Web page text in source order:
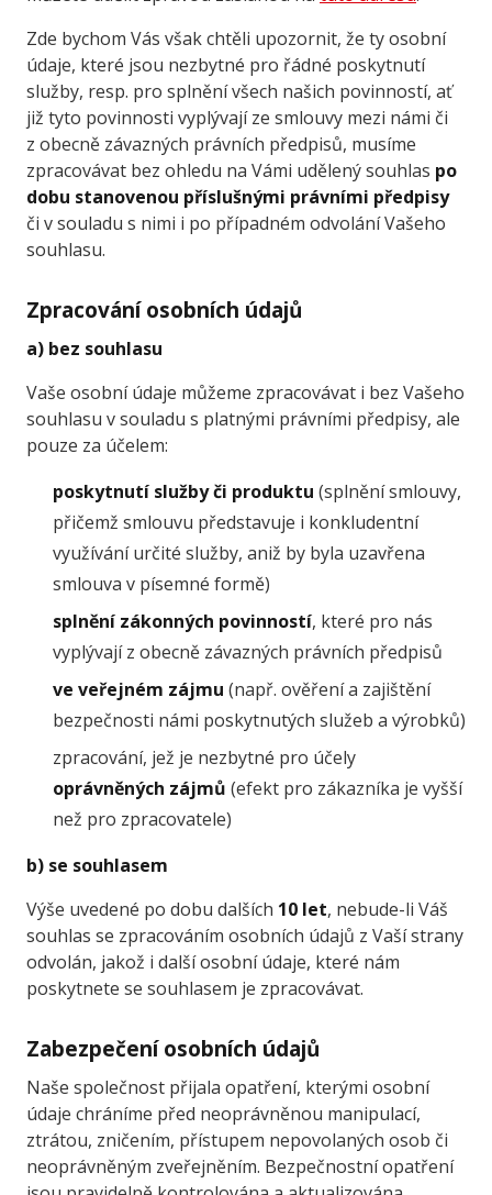
Zde bychom Vás však chtěli upozornit, že ty osobní
údaje, které jsou nezbytné pro řádné poskytnutí
služby, resp. pro splnění všech našich povinností, ať
již tyto povinnosti vyplývají ze smlouvy mezi námi či
z obecně závazných právních předpisů, musíme
zpracovávat bez ohledu na Vámi udělený souhlas po
dobu stanovenou příslušnými právními předpisy
či v souladu s nimi i po případném odvolání Vašeho
souhlasu.
Zpracování osobních údajů
a) bez souhlasu
Vaše osobní údaje můžeme zpracovávat i bez Vašeho
souhlasu v souladu s platnými právními předpisy, ale
pouze za účelem:
poskytnutí služby či produktu (splnění smlouvy,
přičemž smlouvu představuje i konkludentní
využívání určité služby, aniž by byla uzavřena
smlouva v písemné formě)
splnění zákonných povinností, které pro nás
vyplývají z obecně závazných právních předpisů
ve veřejném zájmu (např. ověření a zajištění
bezpečnosti námi poskytnutých služeb a výrobků)
zpracování, jež je nezbytné pro účely
oprávněných zájmů (efekt pro zákazníka je vyšší
než pro zpracovatele)
b) se souhlasem
Výše uvedené po dobu dalších 10 let, nebude-li Váš
souhlas se zpracováním osobních údajů z Vaší strany
odvolán, jakož i další osobní údaje, které nám
poskytnete se souhlasem je zpracovávat.
Zabezpečení osobních údajů
Naše společnost přijala opatření, kterými osobní
údaje chráníme před neoprávněnou manipulací,
ztrátou, zničením, přístupem nepovolaných osob či
neoprávněným zveřejněním. Bezpečnostní opatření